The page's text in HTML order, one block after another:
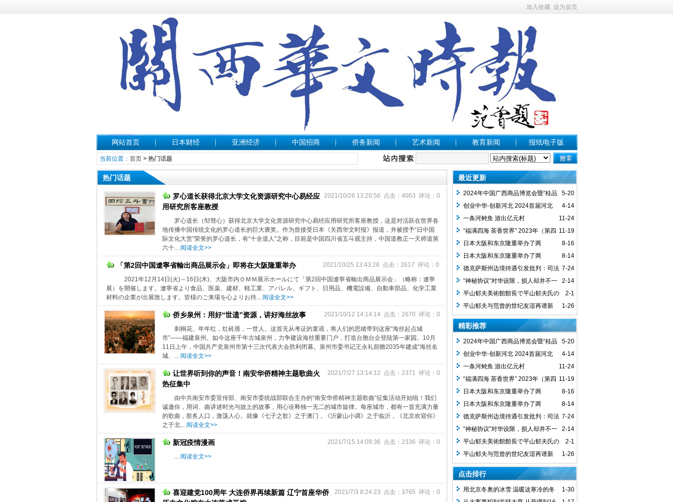
加入收藏 设为首页
网站首页 日本财经 亚洲经济 中国招商 侨务新闻 艺术新闻 教育新闻 报纸电子版
当前位置： 首页> 热门话题
热门话题
2021/10/26 13:20:56 点击：4063 评论：0
罗心道长获得北京大学文化资源研究中心易经应
用研究所客座教授
罗心道长（邹彗心）获得北京大学文化资源研究中心易经应用研究所客座教授，这是对活跃在世界各
地传播中国传统文化的罗心道长的巨大褒奖。作为曾接受日本《关西华文时报》报道，并被授予“日中国
际文化大赏”荣誉的罗心道长，有“十全道人”之称，目前是中国四川省五斗观主持，中国道教正一天师道第
六十... 阅读全文>>
2021/10/25 13:43:26 点击：2617 评论：0
「第2回中国遼寧省輸出商品展示会」即将在大阪隆重举办
2021年12月14日(火)～16日(木)、大阪市内ＯＭＭ展示ホールにて「第2回中国遼寧省輸出商品展示会」（略称：遼寧
展）を開催します。遼寧省より食品、医薬、建材、軽工業、アパレル、ギフト、日用品、機電設備、自動車部品、化学工業
材料の企業が出展致します。皆様のご来場を心よりお待... 阅读全文>>
2021/10/12 14:14:14 点击：2670 评论：0
侨乡泉州：用好“世遗”资源，讲好海丝故事
刺桐花、年年红，红砖厝，一世人。这首无从考证的童谣，将人们的思绪带到这座“海丝起点城
市”——福建泉州。如今这座千年古城泉州，力争建设海丝重要门户，打造台胞台企登陆第一家园。10月
11日上午，中国共产党泉州市第十三次代表大会胜利闭幕。泉州市委书记王永礼前瞻2035年建成“海丝名
城、... 阅读全文>>
2021/7/27 13:14:12 点击：2371 评论：0
让世界听到你的声音！南安华侨精神主题歌曲火
热征集中
由中共南安市委宣传部、南安市委统战部联合主办的“南安华侨精神主题歌曲”征集活动开始啦！我们
诚邀你，用词、曲讲述时光与故土的故事，用心诠释独一无二的城市旋律。每座城市，都有一首充满力量
的歌曲，脍炙人口，激荡人心。就像《七子之歌》之于澳门，《沂蒙山小调》之于临沂，《北京欢迎你》
之于北... 阅读全文>>
2021/7/15 14:09:36 点击：2336 评论：0
新冠疫情漫画
... 阅读全文>>
2021/7/3 8:24:23 点击：3765 评论：0
喜迎建党100周年 大连侨界再续新篇 辽宁首座华侨
最近更新
5-20
2024年中国广西商品博览会暨“桂品
出海”日本站、2024年中国（广西）加工
贸易产业经贸合作推介会新闻发布会召开
4-14
创业中华·创新河北 2024首届河北
（沧州）新侨创新创业大赛正式启幕 11-24
一条河鲀鱼 游出亿元村
11-19
“福满四海 茶香世界” 2023年（第四
届）海丝茶文化论坛在武夷山开幕
8-16
日本大阪和东京隆重举办了两
场“2023上海杭州湾经济技术开发区日系
企业投资说明会”
8-14
日本大阪和东京隆重举办了两
场“2023上海杭州湾经济技术开发区日系
企业投资说明会”
7-24
德克萨斯州边境待遇引发批判：司法
部评估情况
2-14
“神秘协议”对华设限，损人却并不一
定利己
2-1
平山郁夫美術館館長で平山郁夫氏の
実弟である平山助成さんが新しい《明月
随人帰》を描き
1-26
平山郁夫与范曾的世纪友谊再谱新
章，平山郁夫美术馆馆长再画明月，期待
范增
精彩推荐
5-20
2024年中国广西商品博览会暨“桂品
出海”日本站、2024年中国（广西）加工
贸易产业经贸合作推介会新闻发布会召开
4-14
创业中华·创新河北 2024首届河北
（沧州）新侨创新创业大赛正式启幕 11-24
一条河鲀鱼 游出亿元村
11-19
“福满四海 茶香世界” 2023年（第四
届）海丝茶文化论坛在武夷山开幕
8-16
日本大阪和东京隆重举办了两
场“2023上海杭州湾经济技术开发区日系
企业投资说明会”
8-14
日本大阪和东京隆重举办了两
场“2023上海杭州湾经济技术开发区日系
企业投资说明会”
7-24
德克萨斯州边境待遇引发批判：司法
部评估情况
2-14
“神秘协议”对华设限，损人却并不一
定利己
2-1
平山郁夫美術館館長で平山郁夫氏の
実弟である平山助成さんが新しい《明月
随人帰》を描き
1-26
平山郁夫与范曾的世纪友谊再谱新
章，平山郁夫美术馆馆长再画明月，期待
范增
点击排行
1-30
用北京冬奥的冰雪 温暖这寒冷的冬